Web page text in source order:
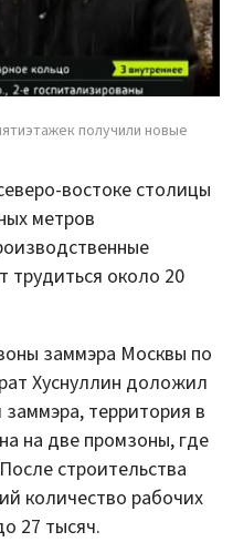
получили новые
востоке столицы
метров
трудиться около 20
заммэра Москвы по
Хуснуллин доложил
территория в
на две промзоны, где
строительства
количество рабочих
27 тысяч.